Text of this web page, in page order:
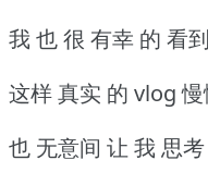
我 也 很 有幸 的 看
这样 真实 的 vlog
也 无意间 让 我 思